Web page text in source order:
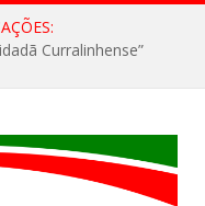
Curralinhense”